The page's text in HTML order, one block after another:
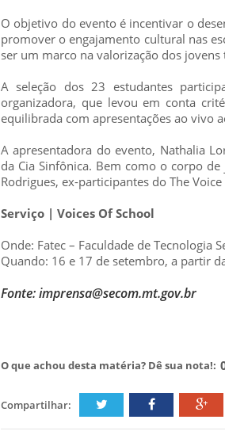
O objetivo do evento é incentivar o
promover o engajamento cultural nas
ser um marco na valorização dos jovens
A seleção dos 23 estudantes
organizadora, que levou em conta
equilibrada com apresentações ao vivo
A apresentadora do evento, Nathalia
da Cia Sinfônica. Bem como o corpo
Rodrigues, ex-participantes do The
Serviço | Voices Of School
Onde: Fatec – Faculdade de Tecnologia
Quando: 16 e 17 de setembro, a partir
Fonte: imprensa@secom.mt.gov.br
O que achou desta matéria? Dê sua nota!:
Compartilhar: